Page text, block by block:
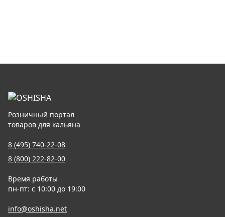
Розничный портал
товаров для кальяна
8 (495) 740-22-08
8 (800) 222-82-00
Время работы
пн-пт: с 10:00 до 19:00
info@oshisha.net